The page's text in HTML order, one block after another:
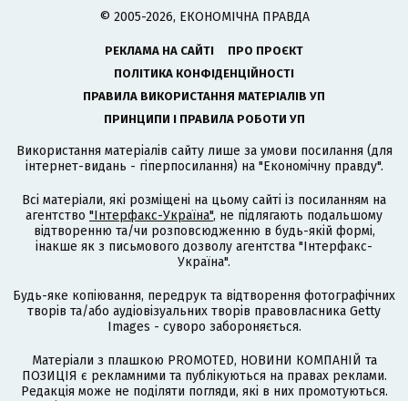
© 2005-2026, ЕКОНОМІЧНА ПРАВДА
РЕКЛАМА НА САЙТІ
ПРО ПРОЄКТ
ПОЛІТИКА КОНФІДЕНЦІЙНОСТІ
ПРАВИЛА ВИКОРИСТАННЯ МАТЕРІАЛІВ УП
ПРИНЦИПИ І ПРАВИЛА РОБОТИ УП
Використання матеріалів сайту лише за умови посилання (для
інтернет-видань - гіперпосилання) на "Економічну правду".
Всі матеріали, які розміщені на цьому сайті із посиланням на
агентство "Інтерфакс-Україна", не підлягають подальшому
відтворенню та/чи розповсюдженню в будь-якій формі,
інакше як з письмового дозволу агентства "Інтерфакс-
Україна".
Будь-яке копіювання, передрук та відтворення фотографічних
творів та/або аудіовізуальних творів правовласника Getty
Images - суворо забороняється.
Матеріали з плашкою PROMOTED, НОВИНИ КОМПАНІЙ та
ПОЗИЦІЯ є рекламними та публікуються на правах реклами.
Редакція може не поділяти погляди, які в них промотуються.